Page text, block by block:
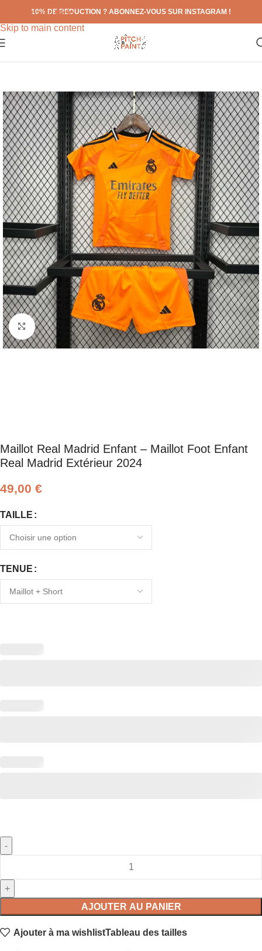
Skip to navigation
Skip to main content
10% DE REDUCTION ? ABONNEZ-VOUS SUR INSTAGRAM !
Click to enlarge
Maillot Real Madrid Enfant – Maillot Foot Enfant
Real Madrid Extérieur 2024
49,00 €
TAILLE
TENUE
AJOUTER AU PANIER
Ajouter à ma wishlistTableau des tailles